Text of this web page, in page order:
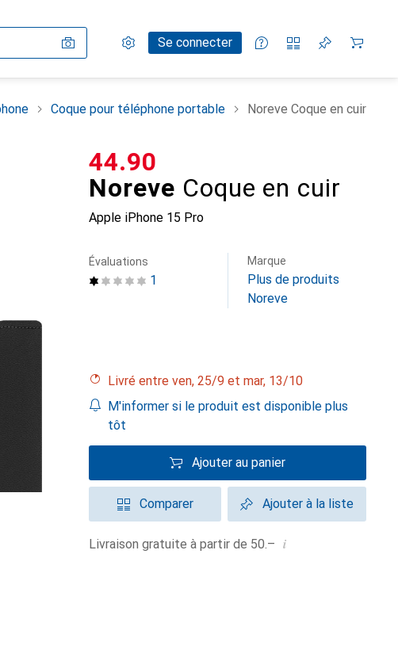
Paramètres
Compte clientSe connecter
Listes de comparaison
Listes d'envies
Panier
Coque pour téléphone portable Noreve Coque en cuir
Noreve Coque en cuir
Apple iPhone 15 Pro
CHF
44.90
1
Évaluations Marque
Plus de produits
Noreve
Livré entre ven, 25/9 et mar, 13/10
M'informer si le produit est disponible plus
tôt
Ajouter au panier
Comparer Ajouter à la liste
Livraison gratuite à partir de 50.– i